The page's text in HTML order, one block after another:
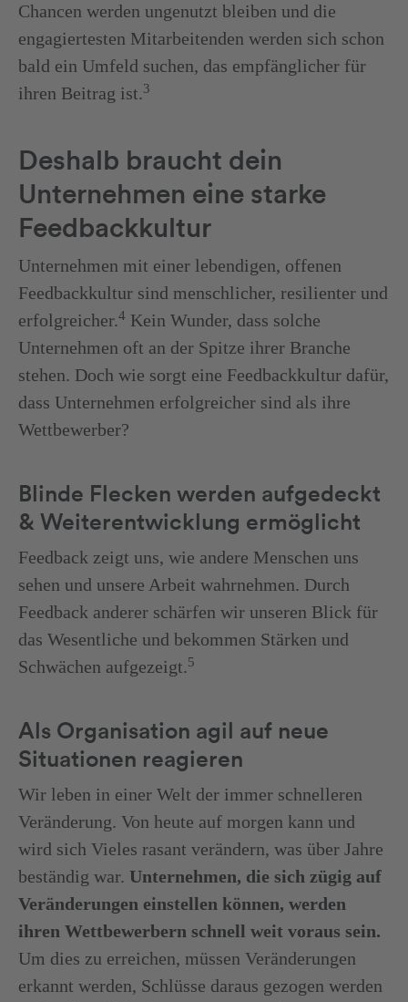
Chancen werden ungenutzt bleiben und die
engagiertesten Mitarbeitenden werden sich schon
bald ein Umfeld suchen, das empfänglicher für
ihren Beitrag ist.3
Deshalb braucht dein
Unternehmen eine starke
Feedbackkultur
Unternehmen mit einer lebendigen, offenen
Feedbackkultur sind menschlicher, resilienter und
erfolgreicher.4 Kein Wunder, dass solche
Unternehmen oft an der Spitze ihrer Branche
stehen. Doch wie sorgt eine Feedbackkultur dafür,
dass Unternehmen erfolgreicher sind als ihre
Wettbewerber?
Blinde Flecken werden aufgedeckt
& Weiterentwicklung ermöglicht
Feedback zeigt uns, wie andere Menschen uns
sehen und unsere Arbeit wahrnehmen. Durch
Feedback anderer schärfen wir unseren Blick für
das Wesentliche und bekommen Stärken und
Schwächen aufgezeigt.5
Als Organisation agil auf neue
Situationen reagieren
Wir leben in einer Welt der immer schnelleren
Veränderung. Von heute auf morgen kann und
wird sich Vieles rasant verändern, was über Jahre
beständig war. Unternehmen, die sich zügig auf
Veränderungen einstellen können, werden
ihren Wettbewerbern schnell weit voraus sein.
Um dies zu erreichen, müssen Veränderungen
erkannt werden, Schlüsse daraus gezogen werden